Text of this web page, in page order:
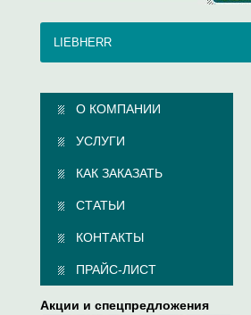
LIEBHERR
О КОМПАНИИ
УСЛУГИ
КАК ЗАКАЗАТЬ
СТАТЬИ
КОНТАКТЫ
ПРАЙС-ЛИСТ
Акции и спецпредложения